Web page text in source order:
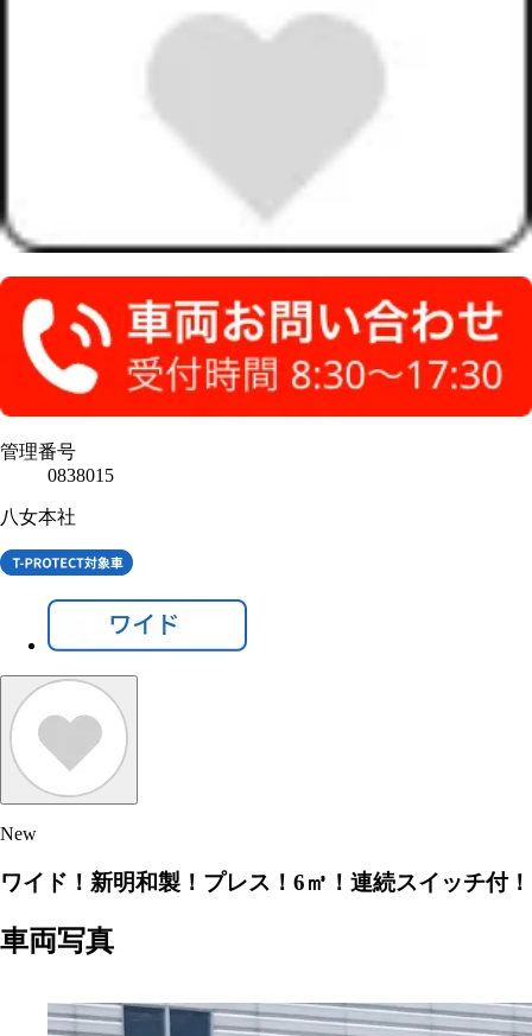
管理番号
0838015
八女本社
New
ワイド！新明和製！プレス！6㎥！連続スイッチ付！
車両写真